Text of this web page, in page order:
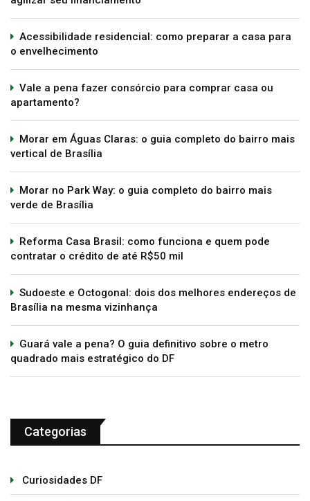
Acessibilidade residencial: como preparar a casa para
o envelhecimento
Vale a pena fazer consórcio para comprar casa ou
apartamento?
Morar em Águas Claras: o guia completo do bairro mais
vertical de Brasília
Morar no Park Way: o guia completo do bairro mais
verde de Brasília
Reforma Casa Brasil: como funciona e quem pode
contratar o crédito de até R$50 mil
Sudoeste e Octogonal: dois dos melhores endereços de
Brasília na mesma vizinhança
Guará vale a pena? O guia definitivo sobre o metro
quadrado mais estratégico do DF
Categorias
Curiosidades DF